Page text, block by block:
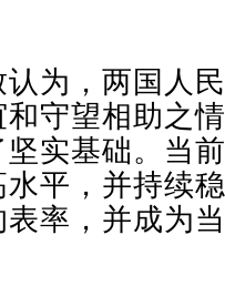
为，两国人
守望相助之
坚实基础。当
平，并持续
表率，并成为